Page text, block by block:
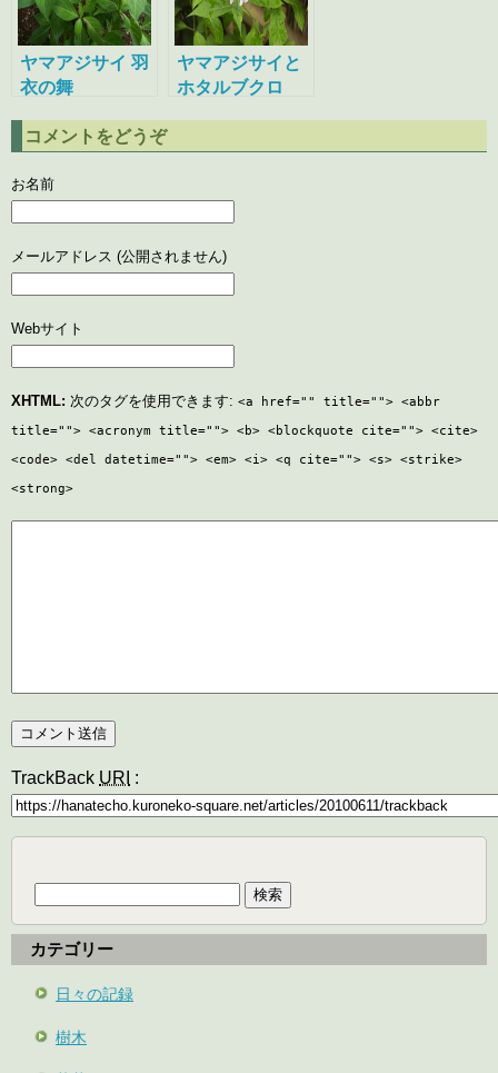
ヤマアジサイ 羽
衣の舞
ヤマアジサイと
ホタルブクロ
コメントをどうぞ
お名前
メールアドレス (公開されません)
Webサイト
XHTML: 次のタグを使用できます: <a href="" title=""> <abbr
title=""> <acronym title=""> <b> <blockquote cite=""> <cite>
<code> <del datetime=""> <em> <i> <q cite=""> <s> <strike>
<strong>
TrackBack URI :
カテゴリー
日々の記録
樹木